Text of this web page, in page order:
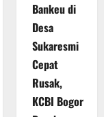
Bankeu di
Desa
Sukaresmi
Cepat
Rusak,
KCBI Bogor